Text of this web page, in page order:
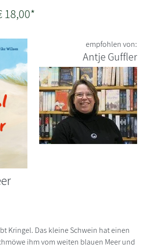
18,00*
empfohlen von:
Antje Guffler
Kringel. Das kleine Schwein hat einen
ihm vom weiten blauen Meer und